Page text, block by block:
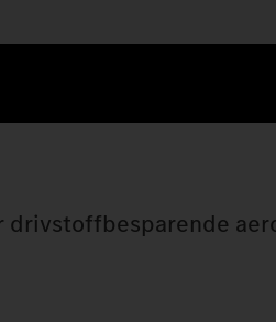
drivstoffbesparende